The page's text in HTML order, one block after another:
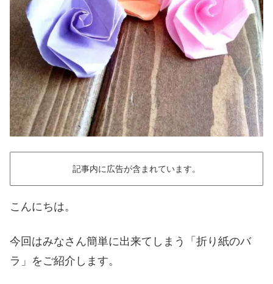
記事内に広告が含まれています。
こんにちは。
今回はみなさん簡単に出来てしまう「折り紙のバ
ラ」をご紹介します。